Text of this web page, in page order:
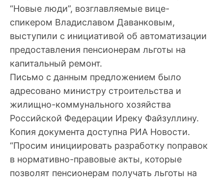
“Новые люди”, возглавляемые вице-
спикером Владиславом Даванковым,
выступили с инициативой об автоматизации
предоставления пенсионерам льготы на
капитальный ремонт.
Письмо с данным предложением было
адресовано министру строительства и
жилищно-коммунального хозяйства
Российской Федерации Иреку Файзуллину.
Копия документа доступна РИА Новости.
“Просим инициировать разработку поправок
в нормативно-правовые акты, которые
позволят пенсионерам получать льготы на